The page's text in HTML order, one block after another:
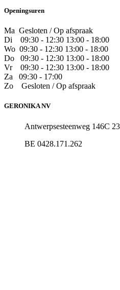
Openingsuren
Ma Gesloten / Op afspraak
Di 09:30 - 12:30 13:00 - 18:00
Wo 09:30 - 12:30 13:00 - 18:00
Do ​09:30 - 12:30 13:00 - 18:00
Vr ​09:30 - 12:30 13:00 - 18:00
Za 09:30 - 17:00
Zo
​Gesloten / Op afspraak
GERONIKA NV
Antwerpsesteenweg 146C
BE 0428.171.262